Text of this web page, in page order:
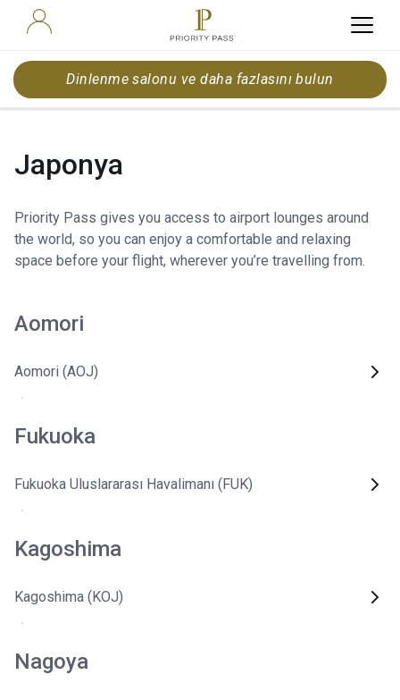
Dinlenme salonu ve daha fazlasını bulun
Japonya
Priority Pass gives you access to airport lounges around
the world, so you can enjoy a comfortable and relaxing
space before your flight, wherever you’re travelling from.
Aomori
Aomori (AOJ)
Fukuoka
Fukuoka Uluslararası Havalimanı (FUK)
Kagoshima
Kagoshima (KOJ)
Nagoya